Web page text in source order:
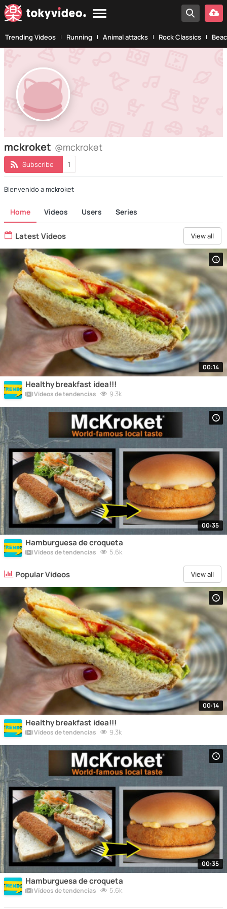
Trending Videos Running Animal attacks Rock Classics
mckroket @mckroket
Subscribe 1
Bienvenido a mckroket
Home Videos Users Series
Latest Videos View all
00:14
Healthy breakfast idea!!!
Vídeos de tendencias 9.3k
00:35
Hamburguesa de croqueta
Vídeos de tendencias 5.6k
Popular Videos View all
00:14
Healthy breakfast idea!!!
Vídeos de tendencias 9.3k
00:35
Hamburguesa de croqueta
Vídeos de tendencias 5.6k